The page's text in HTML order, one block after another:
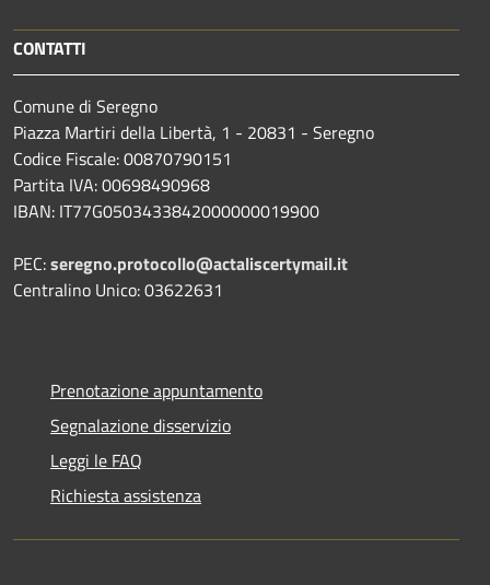
CONTATTI
Comune di Seregno
Piazza Martiri della Libertà, 1 - 20831 - Seregno
Codice Fiscale: 00870790151
Partita IVA: 00698490968
IBAN: IT77G0503433842000000019900
PEC:seregno.protocollo@actaliscertymail.it
Centralino Unico: 03622631
Prenotazione appuntamento
Segnalazione disservizio
Leggi le FAQ
Richiesta assistenza